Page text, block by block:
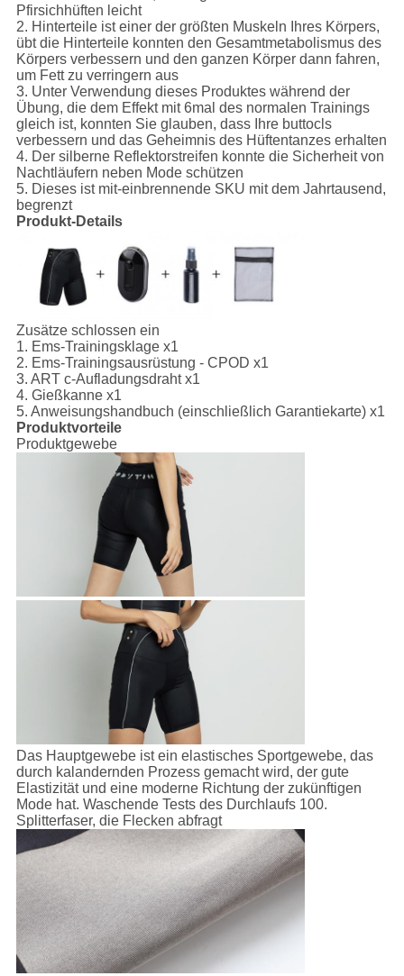
Pfirsichhüften leicht
2. Hinterteile ist einer der größten Muskeln Ihres Körpers,
übt die Hinterteile konnten den Gesamtmetabolismus des
Körpers verbessern und den ganzen Körper dann fahren,
um Fett zu verringern aus
3. Unter Verwendung dieses Produktes während der
Übung, die dem Effekt mit 6mal des normalen Trainings
gleich ist, konnten Sie glauben, dass Ihre buttocls
verbessern und das Geheimnis des Hüftentanzes erhalten
4. Der silberne Reflektorstreifen konnte die Sicherheit von
Nachtläufern neben Mode schützen
5. Dieses ist mit-einbrennende SKU mit dem Jahrtausend,
begrenzt
Produkt-Details
Zusätze schlossen ein
1. Ems-Trainingsklage x1
2. Ems-Trainingsausrüstung - CPOD x1
3. ART c-Aufladungsdraht x1
4. Gießkanne x1
5. Anweisungshandbuch (einschließlich Garantiekarte) x1
Produktvorteile
Produktgewebe
Das Hauptgewebe ist ein elastisches Sportgewebe, das
durch kalandernden Prozess gemacht wird, der gute
Elastizität und eine moderne Richtung der zukünftigen
Mode hat. Waschende Tests des Durchlaufs 100.
Splitterfaser, die Flecken abfragt